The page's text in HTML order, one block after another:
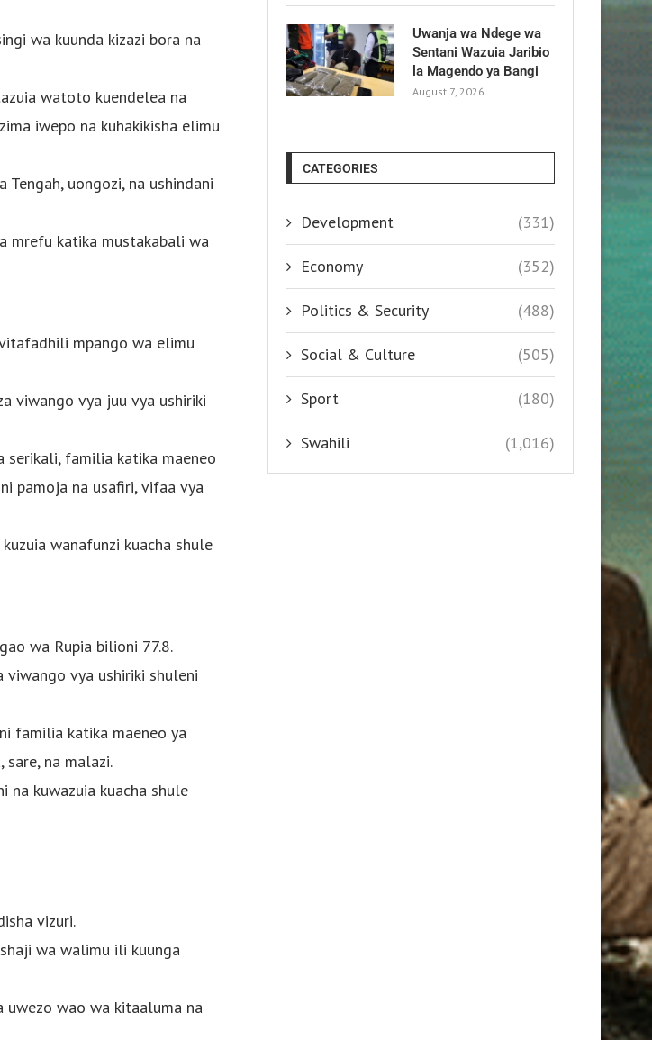
wa kuunda kizazi bora na
watoto kuendelea na
iwepo na kuhakikisha elimu
uongozi, na ushindani
mrefu katika mustakabali wa
mpango wa elimu
viwango vya juu vya ushiriki
serikali, familia katika maeneo
pamoja na usafiri, vifaa vya
wanafunzi kuacha shule
wa Rupia bilioni 77.8.
viwango vya ushiriki shuleni
familia katika maeneo ya
na malazi.
na kuwazuia kuacha shule
vizuri.
wa walimu ili kuunga
wao wa kitaaluma na
Uwanja wa Ndege wa
Sentani Wazuia Jaribio
la Magendo ya Bangi
August 7, 2026
CATEGORIES
Development (331)
Economy (352)
Politics & Security (488)
Social & Culture (505)
Sport (180)
Swahili (1,016)